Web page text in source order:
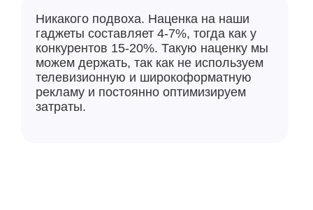
Никакого подвоха. Наценка на наши
гаджеты составляет 4-7%, тогда как у
конкурентов 15-20%. Такую наценку мы
можем держать, так как не используем
телевизионную и широкоформатную
рекламу и постоянно оптимизируем
затраты.